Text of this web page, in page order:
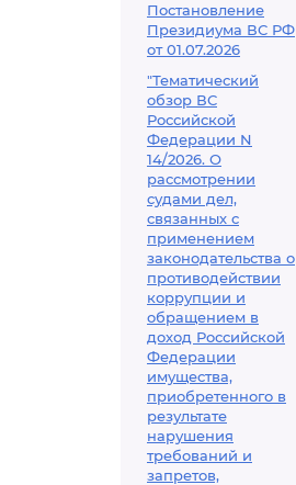
Постановление
Президиума ВС РФ
от 01.07.2026
"Тематический
обзор ВС
Российской
Федерации N
14/2026. О
рассмотрении
судами дел,
связанных с
применением
законодательства о
противодействии
коррупции и
обращением в
доход Российской
Федерации
имущества,
приобретенного в
результате
нарушения
требований и
запретов,